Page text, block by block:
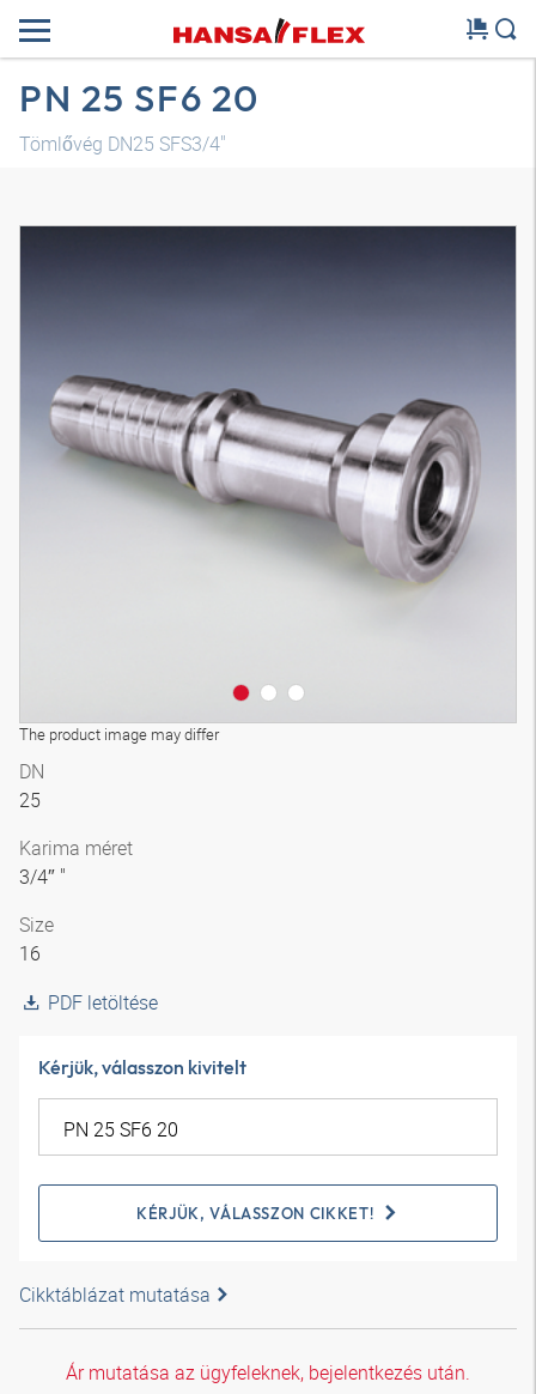
PN 25 SF6 20
Tömlővég DN25 SFS3/4"
The product image may differ
3D modell
DN
25
Karima méret
3/4″ "
Size
16
PDF letöltése
Kérjük, válasszon kivitelt
KÉRJÜK, VÁLASSZON CIKKET!
Cikktáblázat mutatása
Ár mutatása az ügyfeleknek, bejelentkezés után.